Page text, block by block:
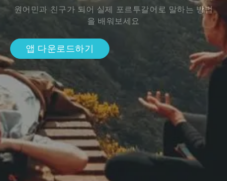
원어민과 친구가 되어 실제 포르투갈어로 말하는 방법
을 배워보세요
앱 다운로드하기